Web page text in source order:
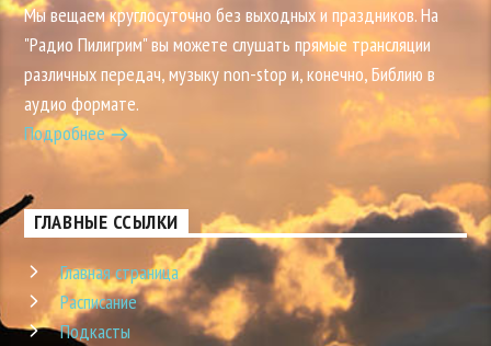
Мы вещаем круглосуточно без выходных и праздников. На
"Радио Пилигрим" вы можете слушать прямые трансляции
различных передач, музыку non-stop и, конечно, Библию в
аудио формате.
Подробнее
ГЛАВНЫЕ ССЫЛКИ
Главная страница
Расписание
Подкасты